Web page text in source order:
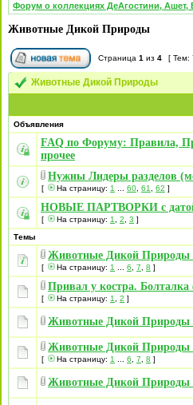
Форум о коллекциях ДеАгостини, Ашет,
Животные Дикой Природы
Страница 1 из 4 [ Тем:
Животные Дикой Природы
Объявления
FAQ по Форуму: Правила,
прочее
Нужны Лидеры разделов
[ На страницу: 1 60 61 62 ]
НОВЫЕ ПАРТВОРКИ с датой
[ На страницу: 1 2 3 ]
Темы
Животные Дикой Природы
[ На страницу: 1 6 7 8 ]
Привал у костра.
[ На страницу: 1 2 ]
Животные Дикой
Животные Дикой Природы
[ На страницу: 1 6 7 8 ]
Животные Дикой Природы